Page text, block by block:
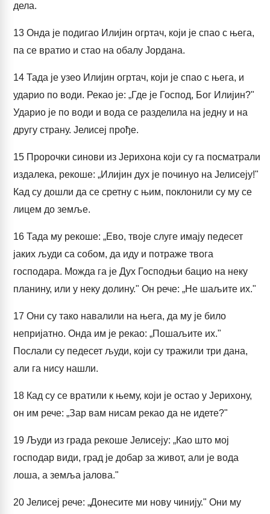
дела.
13 Онда је подигао Илијин огртач, који је спао с њега,
па се вратио и стао на обалу Јордана.
14 Тада је узео Илијин огртач, који је спао с њега, и
ударио по води. Рекао је: „Где је Господ, Бог Илијин?"
Ударио је по води и вода се разделила на једну и на
другу страну. Јелисеј прође.
15 Пророчки синови из Јерихона који су га посматрали
издалека, рекоше: „Илијин дух је починуо на Јелисеју!"
Кад су дошли да се сретну с њим, поклонили су му се
лицем до земље.
16 Тада му рекоше: „Ево, твоје слуге имају педесет
јаких људи са собом, да иду и потраже твога
господара. Можда га је Дух Господњи бацио на неку
планину, или у неку долину." Он рече: „Не шаљите их."
17 Они су тако навалили на њега, да му је било
непријатно. Онда им је рекао: „Пошаљите их."
Послали су педесет људи, који су тражили три дана,
али га нису нашли.
18 Кад су се вратили к њему, који је остао у Јерихону,
он им рече: „Зар вам нисам рекао да не идете?"
19 Људи из града рекоше Јелисеју: „Као што мој
господар види, град је добар за живот, али је вода
лоша, а земља јалова."
20 Јелисеј рече: „Донесите ми нову чинију." Они му